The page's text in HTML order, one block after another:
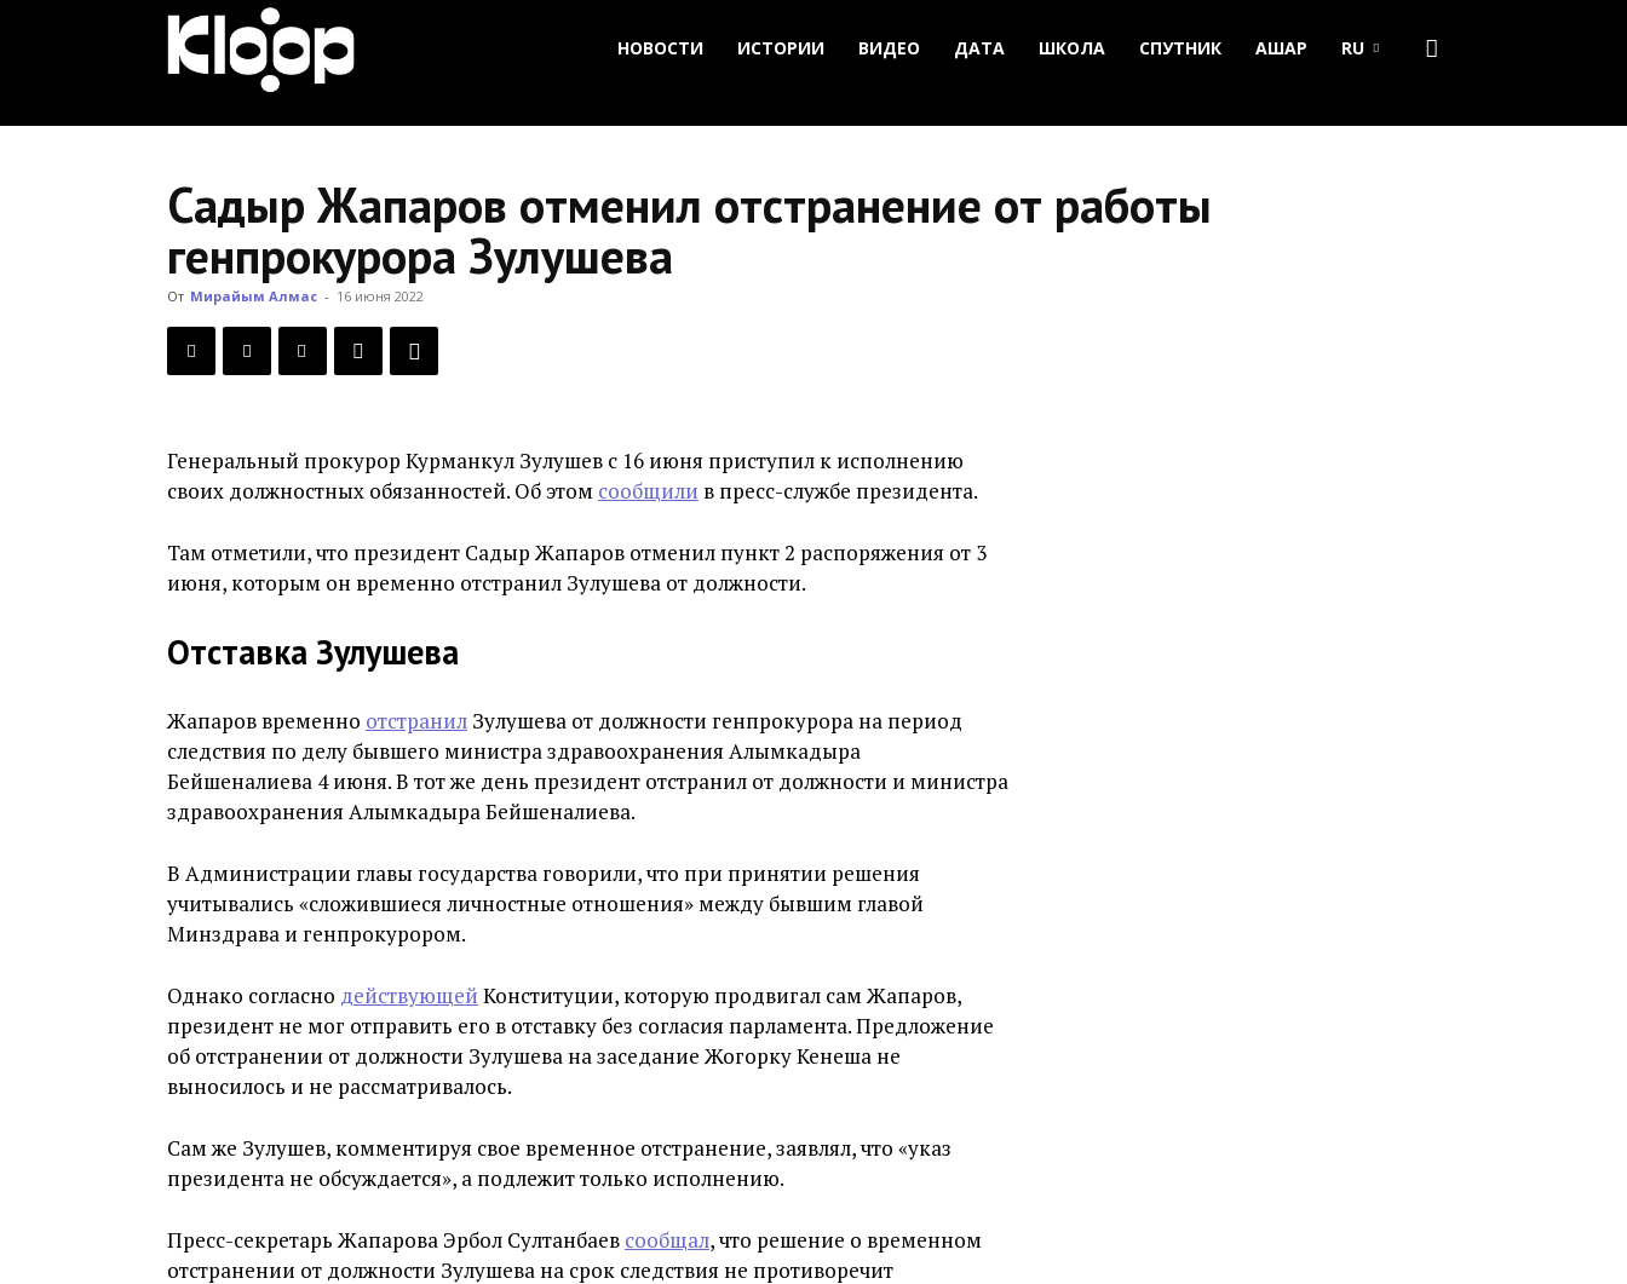
Новости
Кыргызстана
НОВОСТИ ИСТОРИИ ВИДЕО ДАТА ШКОЛА СПУТНИК АШАР RU
Садыр Жапаров отменил отстранение от работы
генпрокурора Зулушева
От Мирайым Алмас - 16 июня 2022
Генеральный прокурор Курманкул Зулушев с 16 июня приступил к исполнению
своих должностных обязанностей. Об этом сообщили в пресс-службе президента.
Там отметили, что президент Садыр Жапаров отменил пункт 2 распоряжения от 3
июня, которым он временно отстранил Зулушева от должности.
Отставка Зулушева
Жапаров временно отстранил Зулушева от должности генпрокурора на период
следствия по делу бывшего министра здравоохранения Алымкадыра
Бейшеналиева 4 июня. В тот же день президент отстранил от должности и министра
здравоохранения Алымкадыра Бейшеналиева.
В Администрации главы государства говорили, что при принятии решения
учитывались «сложившиеся личностные отношения» между бывшим главой
Минздрава и генпрокурором.
Однако согласно действующей Конституции, которую продвигал сам Жапаров,
президент не мог отправить его в отставку без согласия парламента. Предложение
об отстранении от должности Зулушева на заседание Жогорку Кенеша не
выносилось и не рассматривалось.
Сам же Зулушев, комментируя свое временное отстранение, заявлял, что «указ
президента не обсуждается», а подлежит только исполнению.
Пресс-секретарь Жапарова Эрбол Султанбаев сообщал, что решение о временном
отстранении от должности Зулушева на срок следствия не противоречит